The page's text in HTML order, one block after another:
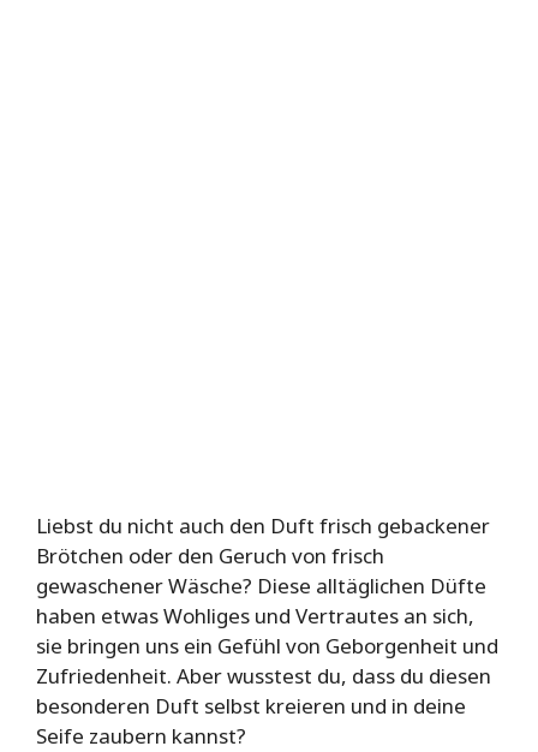
Liebst du nicht auch den Duft frisch gebackener
Brötchen oder den Geruch von frisch
gewaschener Wäsche? Diese alltäglichen Düfte
haben etwas Wohliges und Vertrautes an sich,
sie bringen uns ein Gefühl von Geborgenheit und
Zufriedenheit. Aber wusstest du, dass du diesen
besonderen Duft selbst kreieren und in deine
Seife zaubern kannst?